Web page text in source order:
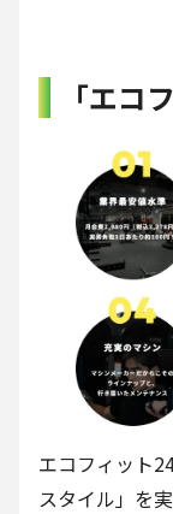
「エコ
エコフィット
スタイル」を